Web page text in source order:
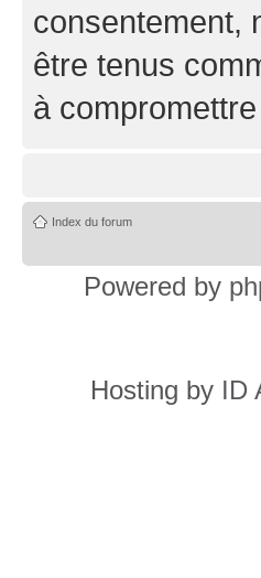
consentement,
être tenus
à
Index du forum
Powered by
Hosting by ID